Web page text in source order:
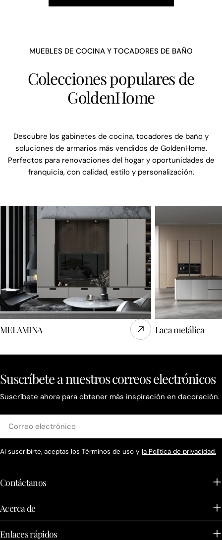
MUEBLES DE COCINA Y TOCADORES DE BAÑO
Colecciones populares de
GoldenHome
Descubre los gabinetes de cocina, tocadores de baño y
soluciones de armarios más vendidos de GoldenHome.
Perfectos para renovaciones del hogar y oportunidades de
franquicia, con calidad, estilo y personalización.
MELAMINA Laca metálica
Suscríbete a nuestros correos electrónicos
Suscríbete ahora para obtener más inspiración en decoración.
electrónico
Al suscribirte, aceptas los Términos de uso y la Política de privacidad.
Contáctanos
Acerca de
Enlaces rápidos